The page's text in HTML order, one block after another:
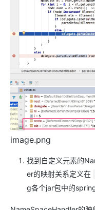
image.png
找到自定义元素的
er的映射关系定义在
g各个jar包中的